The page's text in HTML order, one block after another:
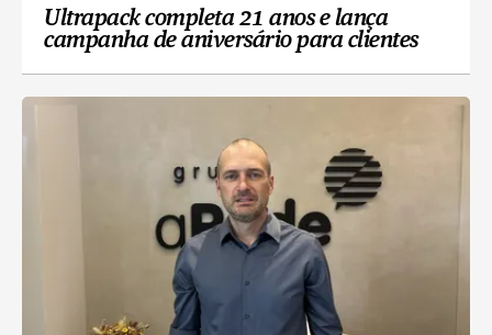
Ultrapack completa 21 anos e lança
campanha de aniversário para clientes